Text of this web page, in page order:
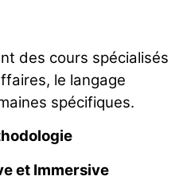
des cours spécialisés
le langage
spécifiques.
et Immersive